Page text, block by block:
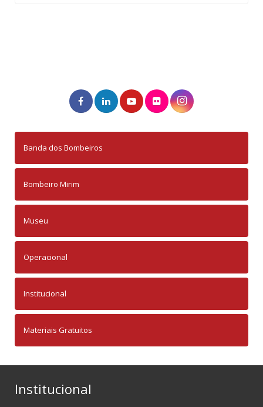
Banda dos Bombeiros
Bombeiro Mirim
Museu
Operacional
Institucional
Materiais Gratuitos
Institucional